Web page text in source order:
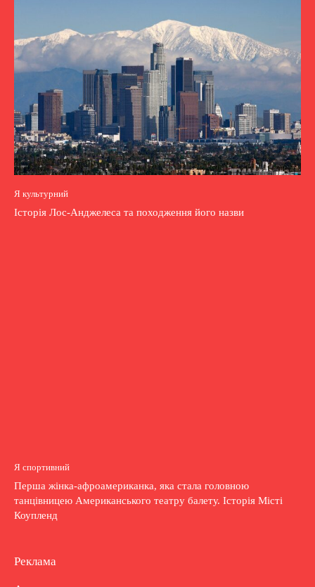
Я культурний
Історія Лос-Анджелеса та походження його назви
Я спортивний
Перша жінка-афроамериканка, яка стала головною
танцівницею Американського театру балету. Історія Місті
Коупленд
Реклама